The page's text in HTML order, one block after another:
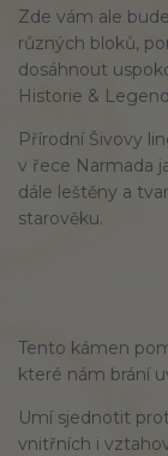
Zde vám ale
různých bloků,
dosáhnout
Historie &
Přírodní Šivovy
v řece Narmada
dále leštěny a
starověku.
Tento kámen
které nám brání
Umí sjednotit
vnitřních i